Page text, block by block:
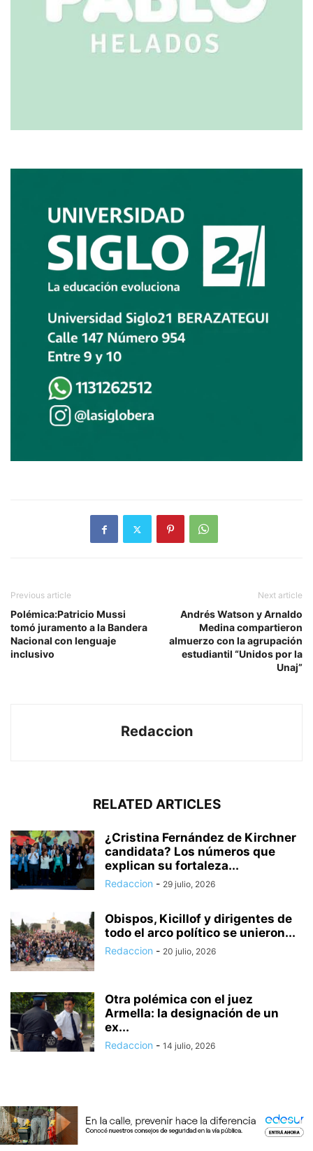
Previous article
Polémica:Patricio Mussi
tomó juramento a la Bandera
Nacional con lenguaje
inclusivo
Next article
Andrés Watson y Arnaldo
Medina compartieron
almuerzo con la agrupación
estudiantil “Unidos por la
Unaj”
Redaccion
RELATED ARTICLES
¿Cristina Fernández de Kirchner
candidata? Los números que
explican su fortaleza...
Redaccion - 29 julio, 2026
Obispos, Kicillof y dirigentes de
todo el arco político se unieron...
Redaccion - 20 julio, 2026
Otra polémica con el juez
Armella: la designación de un
ex...
Redaccion - 14 julio, 2026